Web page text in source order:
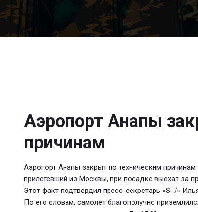
Аэропорт Анапы
причинам
Аэропорт Анапы закрыт по техническим
прилетевший из Москвы, при посадке выехал за
Этот факт подтвердил пресс-секретарь «S-7»
По его словам, самолет благополучно